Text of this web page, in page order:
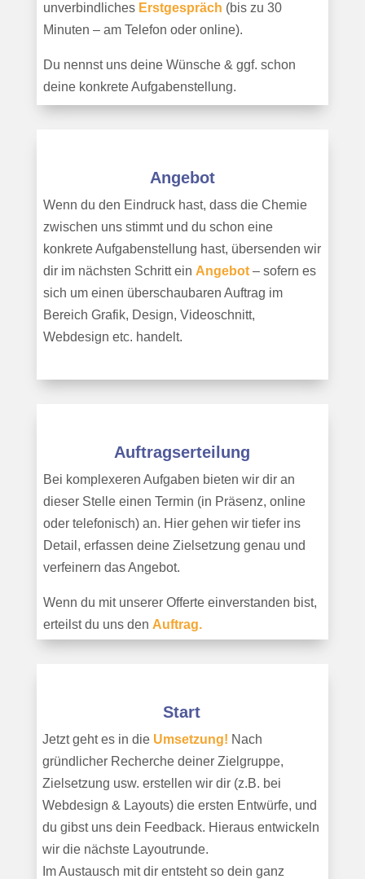
unverbindliches Erstgespräch (bis zu 30
Minuten – am Telefon oder online).
Du nennst uns deine Wünsche & ggf. schon
deine konkrete Aufgabenstellung.
Angebot
Wenn du den Eindruck hast, dass die Chemie
zwischen uns stimmt und du schon eine
konkrete Aufgabenstellung hast, übersenden wir
dir im nächsten Schritt ein Angebot– sofern es
sich um einen überschaubaren Auftrag im
Bereich Grafik, Design, Videoschnitt,
Webdesign etc. handelt.
Auftragserteilung
Bei komplexeren Aufgaben bieten wir dir an
dieser Stelle einen Termin (in Präsenz, online
oder telefonisch) an. Hier gehen wir tiefer ins
Detail, erfassen deine Zielsetzung genau und
verfeinern das Angebot.
Wenn du mit unserer Offerte einverstanden bist,
erteilst du uns den Auftrag.
Start
Jetzt geht es in die Umsetzung! Nach
gründlicher Recherche deiner Zielgruppe,
Zielsetzung usw. erstellen wir dir (z.B. bei
Webdesign & Layouts) die ersten Entwürfe, und
du gibst uns dein Feedback. Hieraus entwickeln
wir die nächste Layoutrunde.
Im Austausch mit dir entsteht so dein ganz